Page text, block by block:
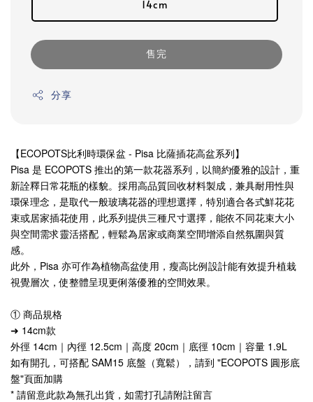
14cm
售完
分享
【ECOPOTS比利時環保盆 - Pisa 比薩插花高盆系列】
Pisa 是 ECOPOTS 推出的第一款花器系列，以簡約優雅的設計，重
新詮釋日常花瓶的樣貌。採用高品質回收材料製成，兼具耐用性與
環保理念，是取代一般玻璃花器的理想選擇，特別適合各式鮮花花
束或居家插花使用，此系列提供三種尺寸選擇，能依不同花束大小
與空間需求靈活搭配，輕鬆為居家或商業空間增添自然氛圍與質
感。
此外，Pisa 亦可作為植物高盆使用，瘦高比例設計能有效提升植栽
視覺層次，使整體呈現更俐落優雅的空間效果。
① 商品規格
➜ 14cm款
外徑 14cm｜內徑 12.5cm｜高度 20cm｜底徑 10cm｜容量 1.9L
如有開孔，可搭配 SAM15 底盤（寬鬆），請到 "ECOPOTS 圓形底
盤"頁面加購
* 請留意此款為無孔出貨，如需打孔請附註留言